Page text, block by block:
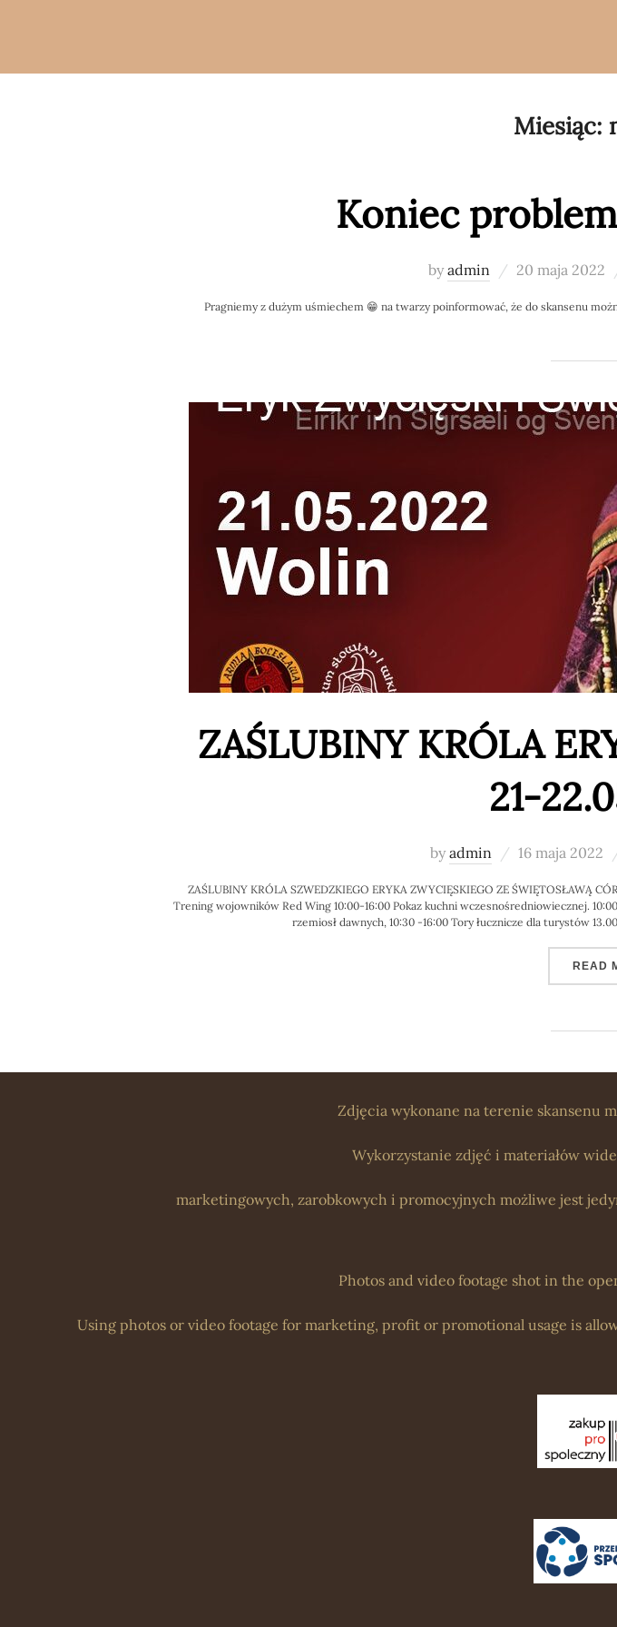
Miesiąc:
Koniec
byadmin
Posted
20 maja 2022
Pragniemy z dużym uśmiechem 😁 na twarzy poinformować, że do skansenu
ZAŚLUBINY KRÓLA
21-
byadmin
Posted
16 maja 2022
ZAŚLUBINY KRÓLA SZWEDZKIEGO ERYKA ZWYCIĘSKIEGO ZE ŚWIĘTOSŁAWĄ
Trening wojowników Red Wing 10:00-16:00 Pokaz kuchni wczesnośredniowiecznej.
rzemiosł dawnych, 10:30 -16:00 Tory łucznicze dla turystów
READ
Zdjęcia wykonane na terenie skansenu
Wykorzystanie zdjęć i materiałów
marketingowych, zarobkowych i promocyjnych możliwe jest
Photos and video footage shot in the
Using photos or video footage for marketing, profit or promotional usage is